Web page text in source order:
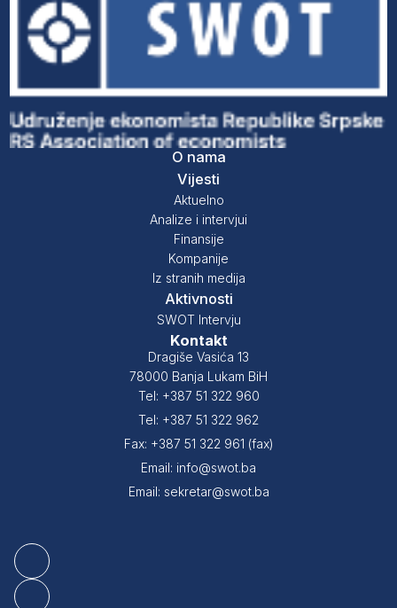
O nama
Vijesti
Aktuelno
Analize i intervjui
Finansije
Kompanije
Iz stranih medija
Aktivnosti
SWOT Intervju
Kontakt
Dragiše Vasića 13
78000 Banja Lukam BiH
Tel: +387 51 322 960
Tel: +387 51 322 962
Fax: +387 51 322 961 (fax)
Email: info@swot.ba
Email: sekretar@swot.ba